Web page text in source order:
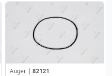
Auger | 82121